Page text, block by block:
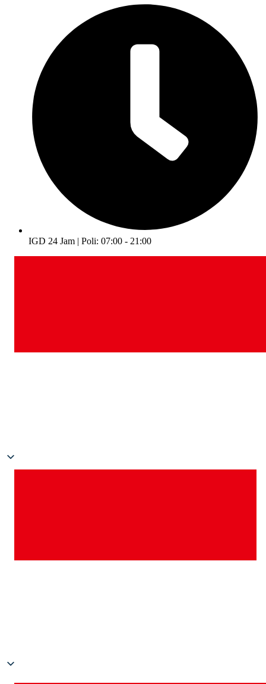
IGD 24 Jam | Poli: 07:00 - 21:00